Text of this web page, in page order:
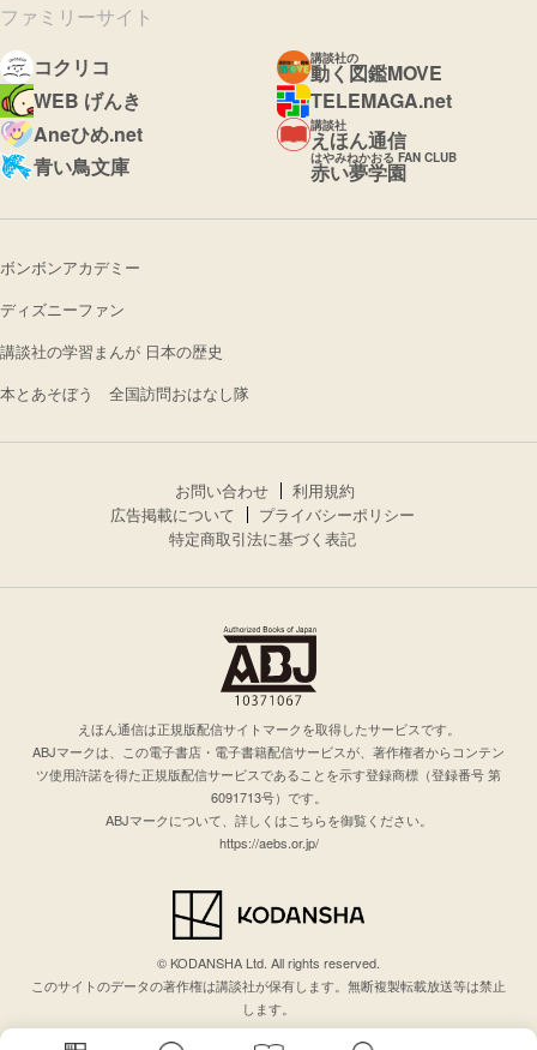
ファミリーサイト
コクリコ
講談社の
動く図鑑MOVE
WEB げんき
TELEMAGA.net
Aneひめ.net
講談社
えほん通信
青い鳥文庫
はやみねかおる FAN CLUB
赤い夢学園
ボンボンアカデミー
ディズニーファン
講談社の学習まんが 日本の歴史
本とあそぼう 全国訪問おはなし隊
お問い合わせ
利用規約
広告掲載について
プライバシーポリシー
特定商取引法に基づく表記
えほん通信は正規版配信サイトマークを取得したサービスです。
ABJマークは、この電子書店・電子書籍配信サービスが、著作権者からコンテン
ツ使用許諾を得た正規版配信サービスであることを示す登録商標（登録番号 第
6091713号）です。
ABJマークについて、詳しくはこちらを御覧ください。
https://aebs.or.jp/
© KODANSHA Ltd. All rights reserved.
このサイトのデータの著作権は講談社が保有します。無断複製転載放送等は禁止
します。